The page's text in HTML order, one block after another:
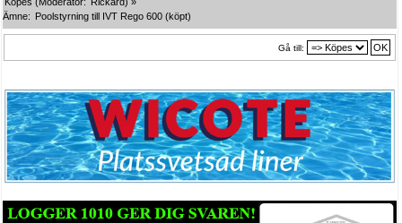
Ämne: Poolstyrning till IVT Rego 600 (köpt)
Gå till: